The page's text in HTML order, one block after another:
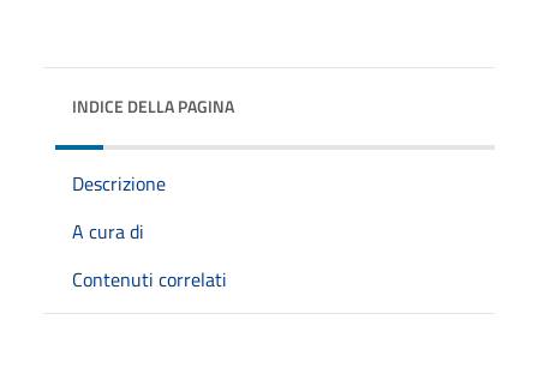
INDICE DELLA PAGINA
Descrizione
A cura di
Contenuti correlati